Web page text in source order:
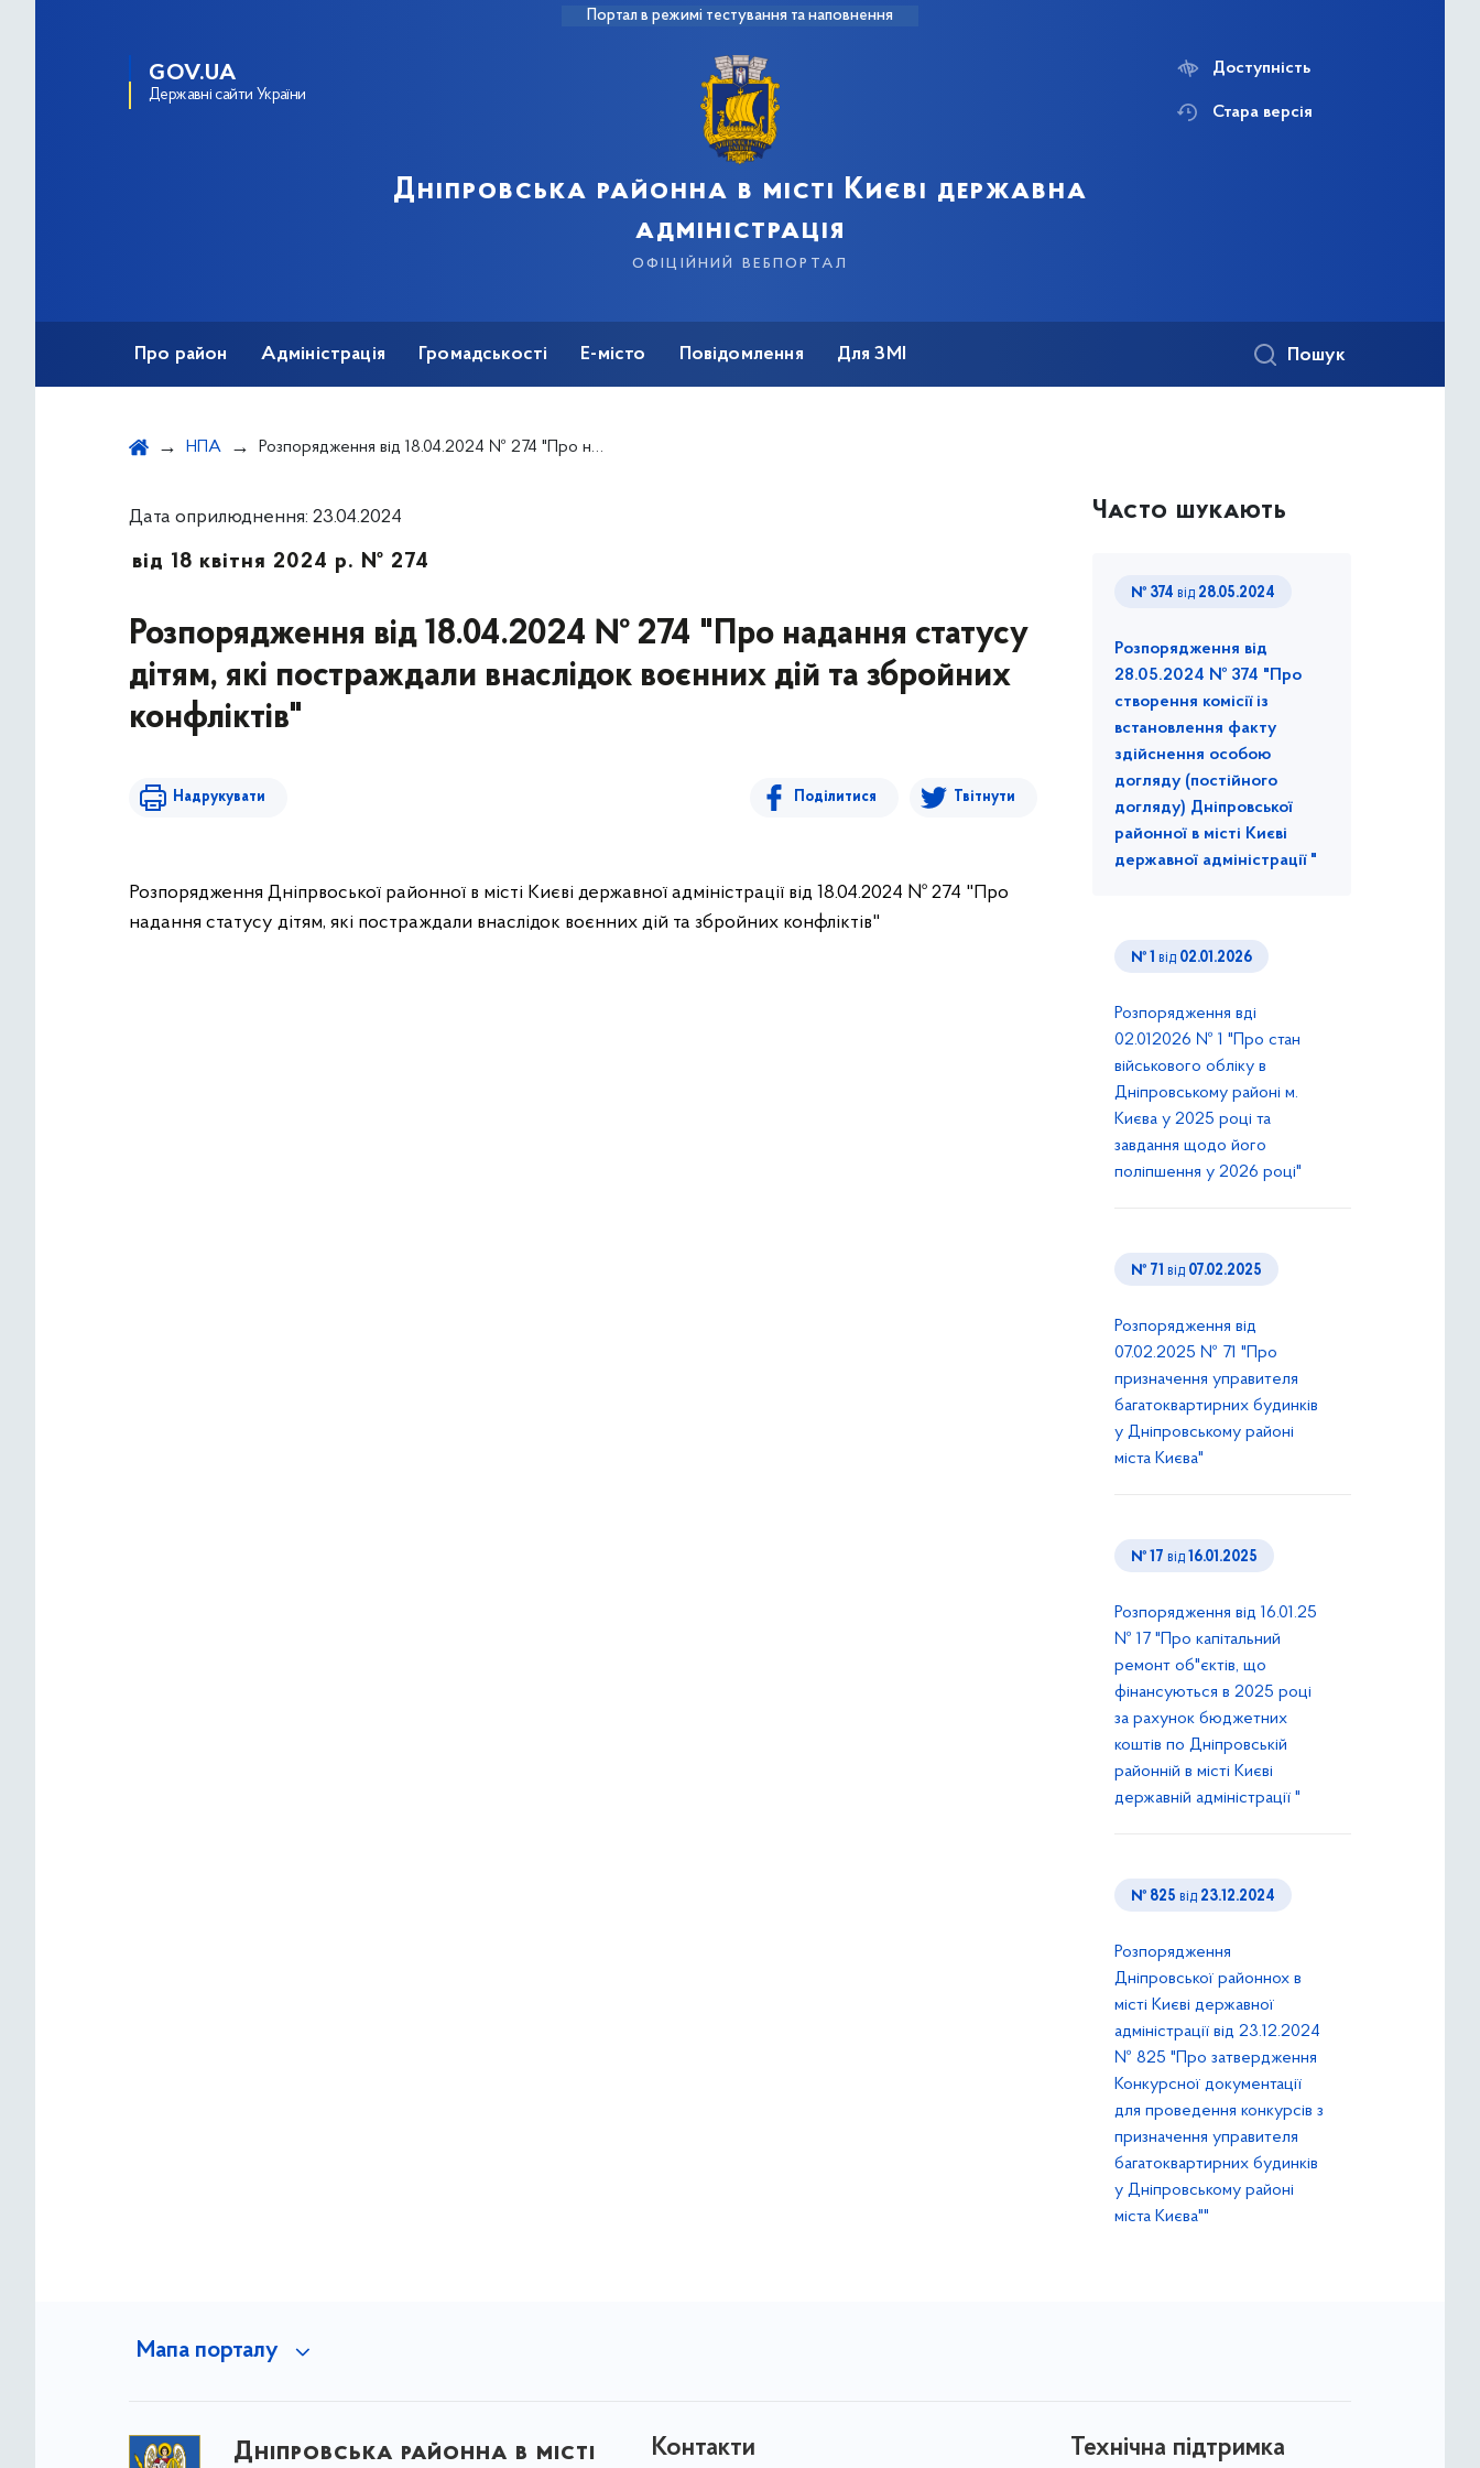
Портал в режимі тестування та наповнення
GOV.UA
Державні сайти України
Дніпровська районна в місті Києві державна
адміністрація
офіційний вебпортал
Доступність
Стара версія
Про район Адміністрація Громадськості Е-місто Повідомлення Для ЗМІ Пошук
НПА Розпорядження від 18.04.2024 № 274 "Про надання статусу дітям, які постраждали внаслідок воєнних дій та збройних конфліктів"
Дата оприлюднення: 23.04.2024
від 18 квітня 2024 р. № 274
Розпорядження від 18.04.2024 № 274 "Про надання статусу
дітям, які постраждали внаслідок воєнних дій та збройних
конфліктів"
Надрукувати Поділитися Твітнути
Розпорядження Дніпрвоської районної в місті Києві державної адміністрації від 18.04.2024 № 274 "Про
надання статусу дітям, які постраждали внаслідок воєнних дій та збройних конфліктів"
Часто шукають
№ 374 від 28.05.2024
Розпорядження від
28.05.2024 № 374 "Про
створення комісії із
встановлення факту
здійснення особою
догляду (постійного
догляду) Дніпровської
районної в місті Києві
державної адміністрації "
№ 1 від 02.01.2026
Розпорядження вді
02.012026 № 1 "Про стан
військового обліку в
Дніпровському районі м.
Києва у 2025 році та
завдання щодо його
поліпшення у 2026 році"
№ 71 від 07.02.2025
Розпорядження від
07.02.2025 № 71 "Про
призначення управителя
багатоквартирних будинків
у Дніпровському районі
міста Києва"
№ 17 від 16.01.2025
Розпорядження від 16.01.25
№ 17 "Про капітальний
ремонт об"єктів, що
фінансуються в 2025 році
за рахунок бюджетних
коштів по Дніпровській
районній в місті Києві
державній адміністрації "
№ 825 від 23.12.2024
Розпорядження
Дніпровської районнох в
місті Києві державної
адміністрації від 23.12.2024
№ 825 "Про затвердження
Конкурсної документації
для проведення конкурсів з
призначення управителя
багатоквартирних будинків
у Дніпровському районі
міста Києва""
Мапа порталу
Дніпровська районна в місті Контакти Технічна підтримка